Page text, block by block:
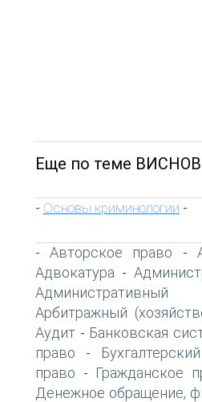
Еще по теме
- Основы криминологии -
-Авторское право -
Адвокатура -
Административный
Арбитражный
Аудит - Банковская
право -
право - Гражданское
Денежное обращение,